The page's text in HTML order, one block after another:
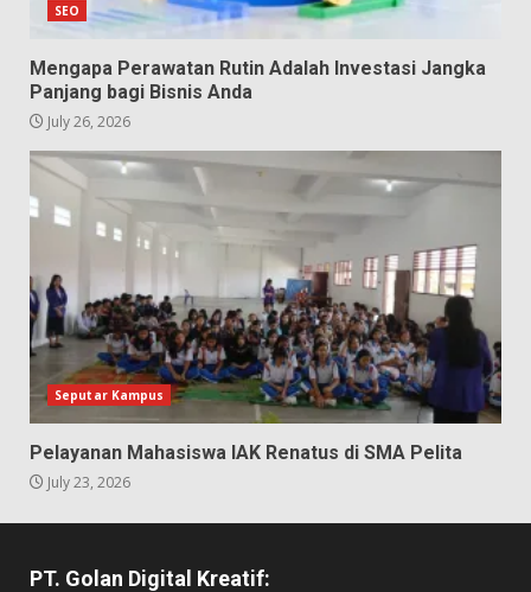
SEO
Mengapa Perawatan Rutin Adalah Investasi Jangka
Panjang bagi Bisnis Anda
July 26, 2026
Seputar Kampus
Pelayanan Mahasiswa IAK Renatus di SMA Pelita
July 23, 2026
PT. Golan Digital Kreatif: